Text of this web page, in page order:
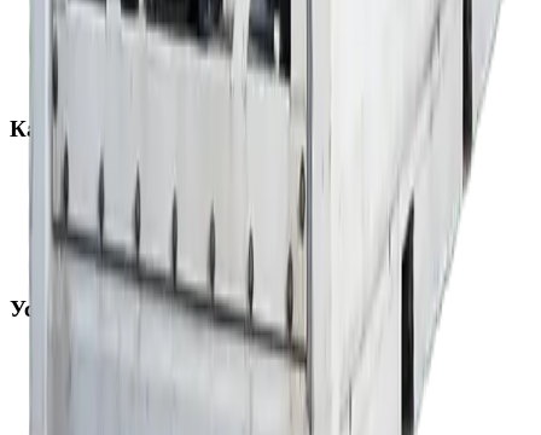
Каталог
Новые контейнеры
Б/У контейнеры
Рефрижераторы
Спецконтейнеры
Запчасти и аксессуары
Услуги